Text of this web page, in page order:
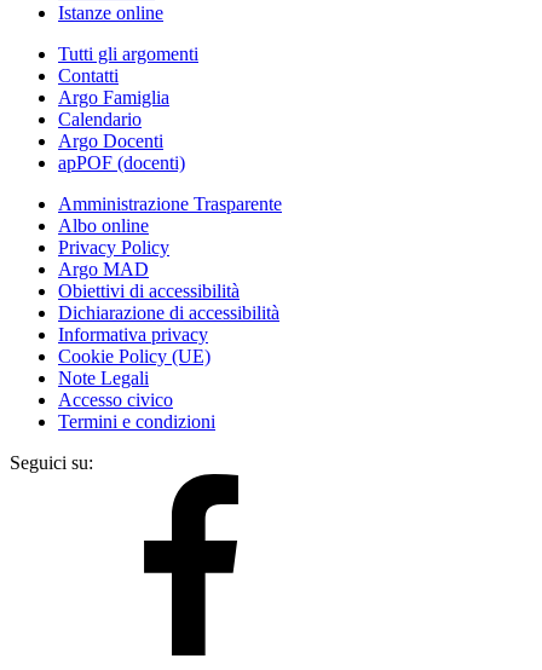
Istanze online
Tutti gli argomenti
Contatti
Argo Famiglia
Calendario
Argo Docenti
apPOF (docenti)
Amministrazione Trasparente
Albo online
Privacy Policy
Argo MAD
Obiettivi di accessibilità
Dichiarazione di accessibilità
Informativa privacy
Cookie Policy (UE)
Note Legali
Accesso civico
Termini e condizioni
Seguici su: